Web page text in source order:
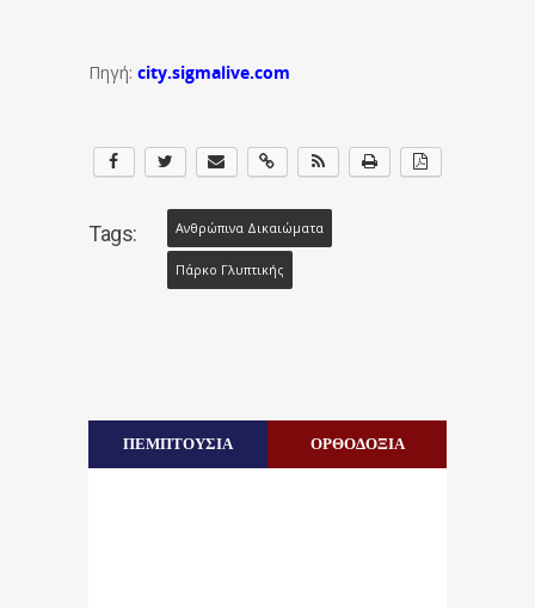
Πηγή: city.sigmalive.com
Tags: Ανθρώπινα Δικαιώματα
Πάρκο Γλυπτικής
ΠΕΜΠΤΟΥΣΙΑ ΟΡΘΟΔΟΞΙΑ